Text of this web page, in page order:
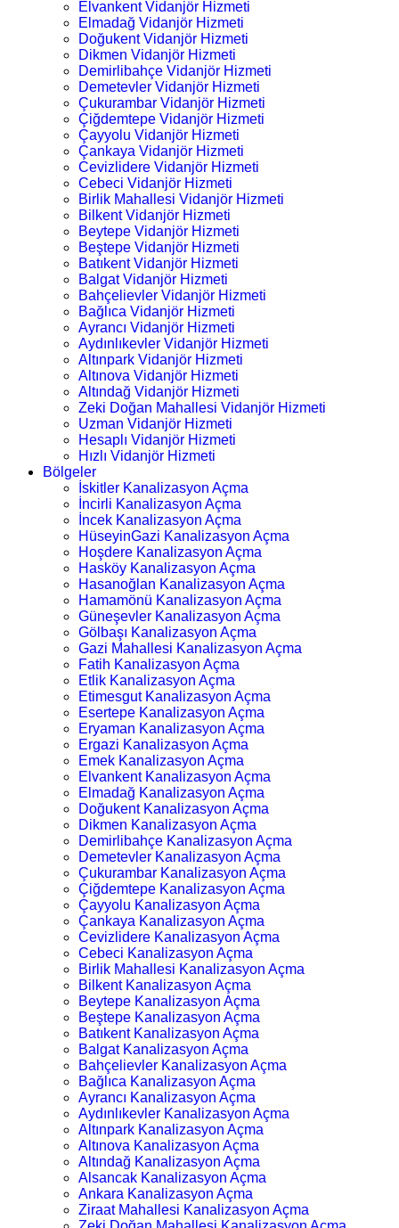
Elvankent Vidanjör Hizmeti
Elmadağ Vidanjör Hizmeti
Doğukent Vidanjör Hizmeti
Dikmen Vidanjör Hizmeti
Demirlibahçe Vidanjör Hizmeti
Demetevler Vidanjör Hizmeti
Çukurambar Vidanjör Hizmeti
Çiğdemtepe Vidanjör Hizmeti
Çayyolu Vidanjör Hizmeti
Çankaya Vidanjör Hizmeti
Cevizlidere Vidanjör Hizmeti
Cebeci Vidanjör Hizmeti
Birlik Mahallesi Vidanjör Hizmeti
Bilkent Vidanjör Hizmeti
Beytepe Vidanjör Hizmeti
Beştepe Vidanjör Hizmeti
Batıkent Vidanjör Hizmeti
Balgat Vidanjör Hizmeti
Bahçelievler Vidanjör Hizmeti
Bağlıca Vidanjör Hizmeti
Ayrancı Vidanjör Hizmeti
Aydınlıkevler Vidanjör Hizmeti
Altınpark Vidanjör Hizmeti
Altınova Vidanjör Hizmeti
Altındağ Vidanjör Hizmeti
Zeki Doğan Mahallesi Vidanjör Hizmeti
Uzman Vidanjör Hizmeti
Hesaplı Vidanjör Hizmeti
Hızlı Vidanjör Hizmeti
Bölgeler
İskitler Kanalizasyon Açma
İncirli Kanalizasyon Açma
İncek Kanalizasyon Açma
HüseyinGazi Kanalizasyon Açma
Hoşdere Kanalizasyon Açma
Hasköy Kanalizasyon Açma
Hasanoğlan Kanalizasyon Açma
Hamamönü Kanalizasyon Açma
Güneşevler Kanalizasyon Açma
Gölbaşı Kanalizasyon Açma
Gazi Mahallesi Kanalizasyon Açma
Fatih Kanalizasyon Açma
Etlik Kanalizasyon Açma
Etimesgut Kanalizasyon Açma
Esertepe Kanalizasyon Açma
Eryaman Kanalizasyon Açma
Ergazi Kanalizasyon Açma
Emek Kanalizasyon Açma
Elvankent Kanalizasyon Açma
Elmadağ Kanalizasyon Açma
Doğukent Kanalizasyon Açma
Dikmen Kanalizasyon Açma
Demirlibahçe Kanalizasyon Açma
Demetevler Kanalizasyon Açma
Çukurambar Kanalizasyon Açma
Çiğdemtepe Kanalizasyon Açma
Çayyolu Kanalizasyon Açma
Çankaya Kanalizasyon Açma
Cevizlidere Kanalizasyon Açma
Cebeci Kanalizasyon Açma
Birlik Mahallesi Kanalizasyon Açma
Bilkent Kanalizasyon Açma
Beytepe Kanalizasyon Açma
Beştepe Kanalizasyon Açma
Batıkent Kanalizasyon Açma
Balgat Kanalizasyon Açma
Bahçelievler Kanalizasyon Açma
Bağlıca Kanalizasyon Açma
Ayrancı Kanalizasyon Açma
Aydınlıkevler Kanalizasyon Açma
Altınpark Kanalizasyon Açma
Altınova Kanalizasyon Açma
Altındağ Kanalizasyon Açma
Alsancak Kanalizasyon Açma
Ankara Kanalizasyon Açma
Ziraat Mahallesi Kanalizasyon Açma